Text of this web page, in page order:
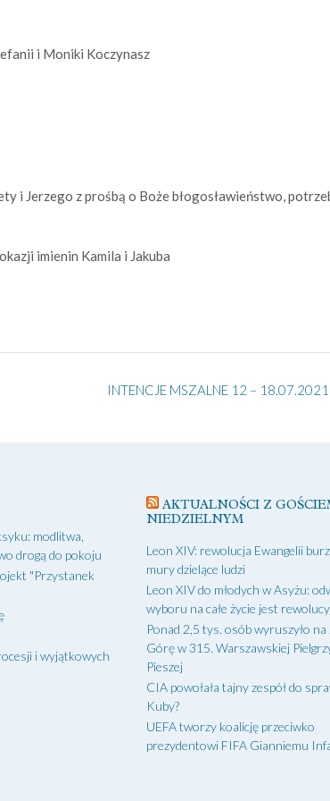
i Moniki Koczynasz
i Jerzego z prośbą o Boże błogosławieństwo,
imienin Kamila i Jakuba
INTENCJE MSZALNE 12 – 18.07.2021
modlitwa,
drogą do pokoju
"Przystanek
i wyjątkowych
AKTUALNOŚCI Z
NIEDZIELNYM
Leon XIV: rewolucja Ewangelii
mury dzielące ludzi
Leon XIV do młodych w Asyżu:
wyboru na całe życie jest
Ponad 2,5 tys. osób wyruszyło na
Górę w 315. Warszawskiej
Pieszej
CIA powołała tajny zespół do
Kuby?
UEFA tworzy koalicję przeciwko
prezydentowi FIFA Gianniemu